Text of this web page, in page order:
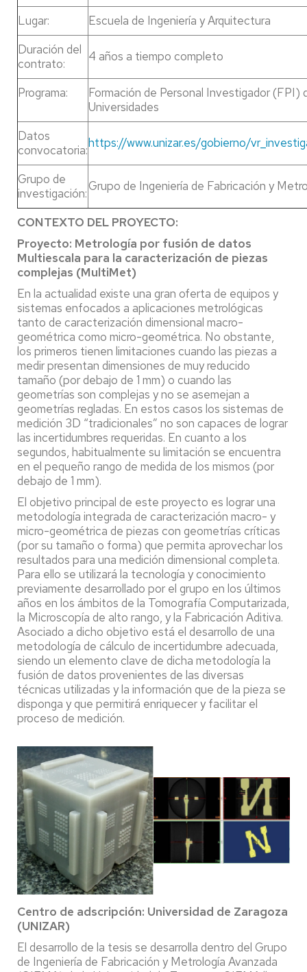
Lugar:
Escuela de Ingeniería y Arquitectura
Duración del
contrato:
4 años a tiempo completo
Programa:
Formación de Personal Investigador
Universidades
Datos
convocatoria:https://www.unizar.es/gobierno/
Grupo de
investigación:Grupo de Ingeniería de Fabricación y
CONTEXTO DEL PROYECTO:
Proyecto: Metrología por fusión de datos
Multiescala para la caracterización de piezas
complejas (MultiMet)
En la actualidad existe una gran oferta de equipos y
sistemas enfocados a aplicaciones metrológicas
tanto de caracterización dimensional macro-
geométrica como micro-geométrica. No obstante,
los primeros tienen limitaciones cuando las piezas a
medir presentan dimensiones de muy reducido
tamaño (por debajo de 1 mm) o cuando las
geometrías son complejas y no se asemejan a
geometrías regladas. En estos casos los sistemas de
medición 3D “tradicionales” no son capaces de lograr
las incertidumbres requeridas. En cuanto a los
segundos, habitualmente su limitación se encuentra
en el pequeño rango de medida de los mismos (por
debajo de 1 mm).
El objetivo principal de este proyecto es lograr una
metodología integrada de caracterización macro- y
micro-geométrica de piezas con geometrías críticas
(por su tamaño o forma) que permita aprovechar los
resultados para una medición dimensional completa.
Para ello se utilizará la tecnología y conocimiento
previamente desarrollado por el grupo en los últimos
años en los ámbitos de la Tomografía Computarizada,
la Microscopía de alto rango, y la Fabricación Aditiva.
Asociado a dicho objetivo está el desarrollo de una
metodología de cálculo de incertidumbre adecuada,
siendo un elemento clave de dicha metodología la
fusión de datos provenientes de las diversas
técnicas utilizadas y la información que de la pieza se
disponga y que permitirá enriquecer y facilitar el
proceso de medición.
Centro de adscripción: Universidad de Zaragoza
(UNIZAR)
El desarrollo de la tesis se desarrolla dentro del Grupo
de Ingeniería de Fabricación y Metrología Avanzada